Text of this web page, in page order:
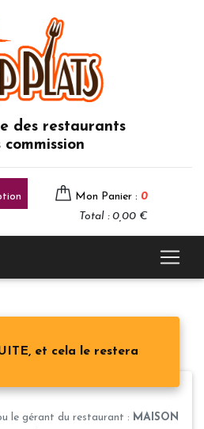
des restaurants
commission
Mon Panier : 0
Total : 0,00 €
et cela le restera
le gérant du restaurant : MAISON